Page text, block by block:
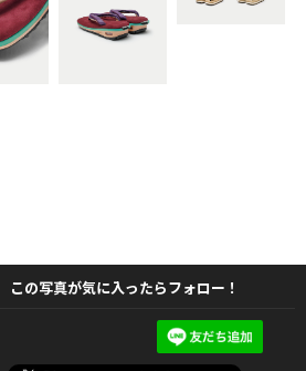
この写真が気に入ったらフォロー！